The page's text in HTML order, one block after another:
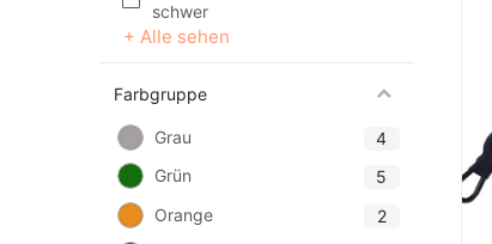
schwer
+ Alle sehen
Farbgruppe
Grau
4
Grün
5
Orange
2